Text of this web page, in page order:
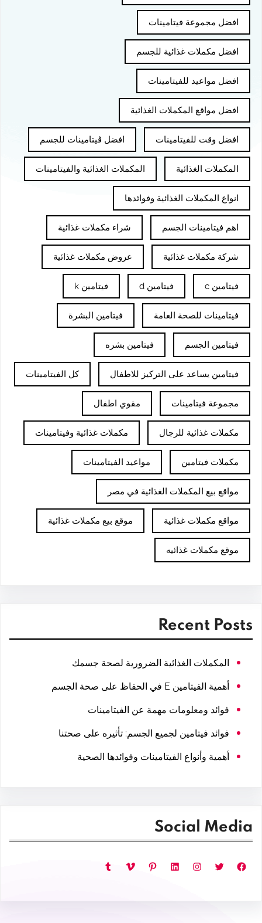
افضل مجموعة فيتامينات
افضل مكملات غذائية للجسم
افضل مواعيد للفيتامينات
افضل مواقع المكملات الغذائية
افضل وقت للفيتامينات افضل ڤيتامينات للجسم
المكملات الغذائية المكملات الغذائية والفيتامينات
انواع المكملات الغذائية وفوائدها
اهم فيتامينات الجسم شراء مكملات غذائية
شركة مكملات غذائية عروض مكملات غذائية
فيتامين c فيتامين d فيتامين k
فيتامينات للصحة العامة فيتامين البشرة
فيتامين الجسم فيتامين بشره
فيتامين يساعد على التركيز للاطفال كل الفيتامينات
مجموعة فيتامينات مقوي اطفال
مكملات غذائية للرجال مكملات غذائية وفيتامينات
مكملات فيتامين مواعيد الفيتامينات
مواقع بيع المكملات الغذائية في مصر
مواقع مكملات غذائية موقع بيع مكملات غذائية
موقع مكملات غذائيه
Recent Posts
المكملات الغذائية الضرورية لصحة جسمك
أهمية الفيتامين E في الحفاظ على صحة الجسم
فوائد ومعلومات مهمة عن الفيتامينات
فوائد فيتامين لجميع الجسم: تأثيره على صحتنا
أهمية وأنواع الفيتامينات وفوائدها الصحية
Social Media
فيسبوك تويتر إنستجرام لينكد إن بينتريست فيميو تمبلر